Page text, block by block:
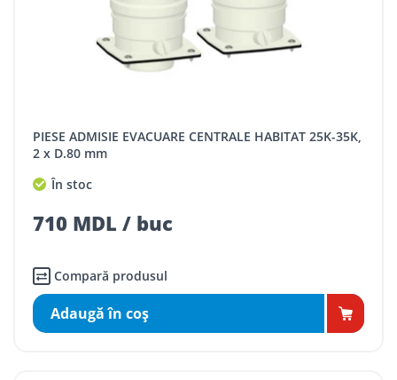
PIESE ADMISIE EVACUARE CENTRALE HABITAT 25K-35K,
2 х D.80 mm
În stoc
710 MDL / buc
Compară produsul
Adaugă în coş